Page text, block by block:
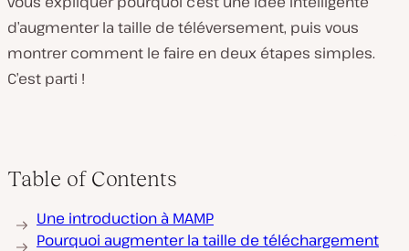
d’augmenter la taille de téléversement, puis vous
montrer comment le faire en deux étapes simples.
C’est parti !
Table of Contents
Une introduction à MAMP
Pourquoi augmenter la taille de téléchargement